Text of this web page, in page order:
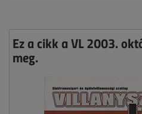
Ez a cikk a VL 2003.
meg.